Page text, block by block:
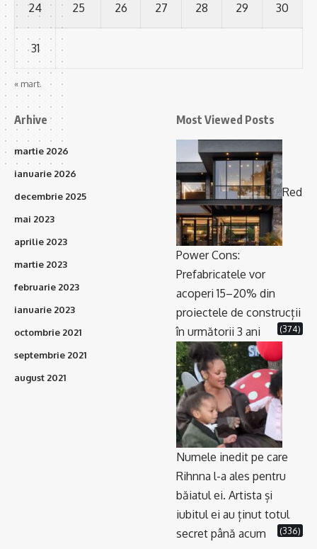
24 25 26 27 28 29 30
31
« mart.
Arhive
martie 2026
ianuarie 2026
decembrie 2025
mai 2023
aprilie 2023
martie 2023
februarie 2023
ianuarie 2023
octombrie 2021
septembrie 2021
august 2021
Most Viewed Posts
Red
Power Cons:
Prefabricatele vor
acoperi 15–20% din
proiectele de construcții
în următorii 3 ani
(374)
Numele inedit pe care
Rihnna l-a ales pentru
băiatul ei. Artista și
iubitul ei au ținut totul
secret până acum
(336)